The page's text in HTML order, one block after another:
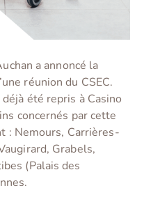
a annoncé la
réunion du CSEC.
été repris à Casino
concernés par cette
: Nemours, Carrières-
Grabels,
(Palais des